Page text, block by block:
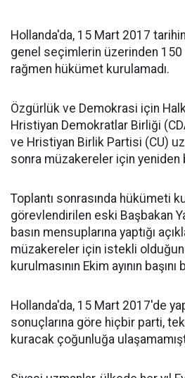
Hollanda'da, 15 Mart 2017
genel seçimlerin üzerinden
rağmen hükümet kurulamadı.
Özgürlük ve Demokrasi için
Hristiyan Demokratlar Birliği
ve Hristiyan Birlik Partisi (CU)
sonra müzakereler için yeniden
Toplantı sonrasında hükümeti
görevlendirilen eski Başbakan
basın mensuplarına yaptığı
müzakereler için istekli
kurulmasının Ekim ayının
Hollanda'da, 15 Mart 2017'de
sonuçlarına göre hiçbir parti,
kuracak çoğunluğa